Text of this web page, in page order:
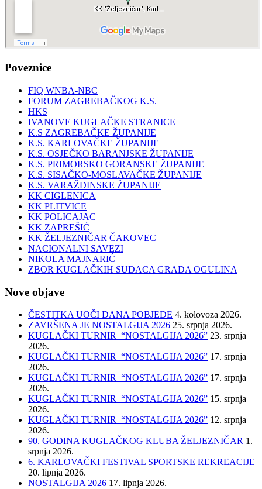
Poveznice
FIQ WNBA-NBC
FORUM ZAGREBAČKOG K.S.
HKS
IVANOVE KUGLAČKE STRANICE
K.S ZAGREBAČKE ŽUPANIJE
K.S. KARLOVAČKE ŽUPANIJE
K.S. OSJEČKO BARANJSKE ŽUPANIJE
K.S. PRIMORSKO GORANSKE ŽUPANIJE
K.S. SISAČKO-MOSLAVAČKE ŽUPANIJE
K.S. VARAŽDINSKE ŽUPANIJE
KK CIGLENICA
KK PLITVICE
KK POLICAJAC
KK ZAPREŠIĆ
KK ŽELJEZNIČAR ČAKOVEC
NACIONALNI SAVEZI
NIKOLA MAJNARIĆ
ZBOR KUGLAČKIH SUDACA GRADA OGULINA
Nove objave
ČESTITKA UOČI DANA POBJEDE 4. kolovoza 2026.
ZAVRŠENA JE NOSTALGIJA 2026 25. srpnja 2026.
KUGLAČKI TURNIR “NOSTALGIJA 2026” 23. srpnja
2026.
KUGLAČKI TURNIR “NOSTALGIJA 2026” 17. srpnja
2026.
KUGLAČKI TURNIR “NOSTALGIJA 2026” 17. srpnja
2026.
KUGLAČKI TURNIR “NOSTALGIJA 2026” 15. srpnja
2026.
KUGLAČKI TURNIR “NOSTALGIJA 2026” 12. srpnja
2026.
90. GODINA KUGLAČKOG KLUBA ŽELJEZNIČAR 1.
srpnja 2026.
6. KARLOVAČKI FESTIVAL SPORTSKE REKREACIJE
20. lipnja 2026.
NOSTALGIJA 2026 17. lipnja 2026.